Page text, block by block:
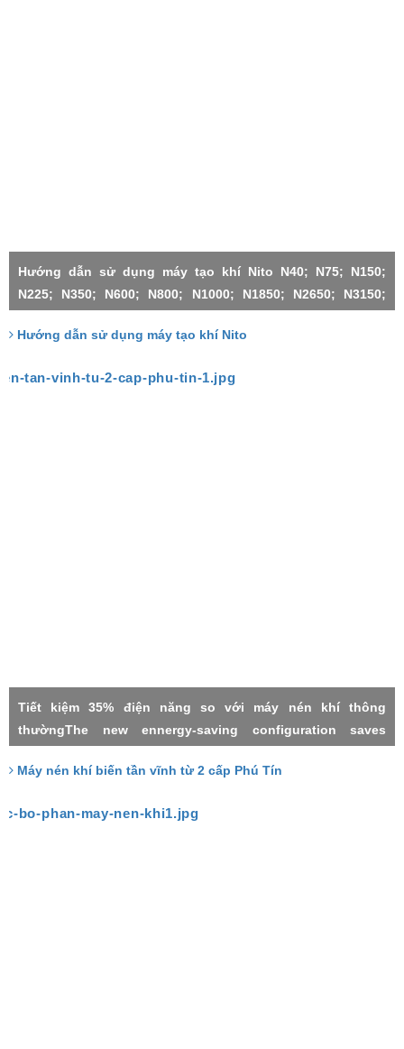
Hướng dẫn sử dụng máy tạo khí Nito N40; N75; N150;
N225; N350; N600; N800; N1000; N1850; N2650; N3150;
N4500X4; N4500X5; N4500X6;
Hướng dẫn sử dụng máy tạo khí Nito
Tiết kiệm 35% điện năng so với máy nén khí thông
thườngThe new ennergy-saving configuration saves
frequency machineMáy nén khí 2 cấpMáy nén khí biến tần
Máy nén khí biến tần vĩnh từ 2 cấp Phú Tín